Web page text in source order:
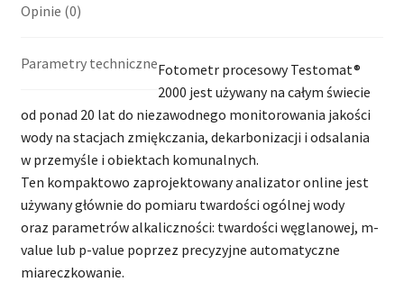
Opinie (0)
Parametry techniczneFotometr procesowy Testomat®
2000 jest używany na całym świecie
od ponad 20 lat do niezawodnego monitorowania jakości
wody na stacjach zmiękczania, dekarbonizacji i odsalania
w przemyśle i obiektach komunalnych.
Ten kompaktowo zaprojektowany analizator online jest
używany głównie do pomiaru twardości ogólnej wody
oraz parametrów alkaliczności: twardości węglanowej, m-
value lub p-value poprzez precyzyjne automatyczne
miareczkowanie.